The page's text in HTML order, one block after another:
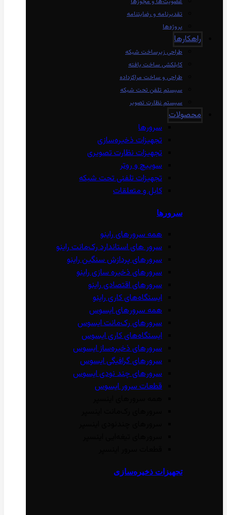
تقدیرنامه و رضایتنامه
پروژه‌ها
راهکارها
طراحی زیرساخت شبکه
کابلکشی ساخت یافته
طراحی و ساخت مراکزداده
سیستم تلفن تحت شبکه
سیستم نظارت تصویر
محصولات
سرورها
تجهیزات ذخیره‌سازی
تجهیزات نظارت تصویری
سوییچ و روتر
تجهیزات تلفنی تحت شبکه
کابل و متعلقات
سرورها
همه سرور‌های راینو
سرور ‌های استاندارد رک‌مانت راینو
سرور‌های پردازش سنگین راینو
سرور‌های ذخیره سازی راینو
سرور‌های اقتصادی راینو
ایستگاه‌های کاری راینو
همه سرور‌های ایسوس
سرور‌های رک‌مانت ایسوس
ایستگاه‌های کاری ایسوس
سرور‌های ذخیره‌ساز ایسوس
سرور‌های گرافیگی ایسوس
سرور‌های چند نودی ایسوس
قطعات سرور ایسوس
تجهیزات ذخیره‌سازی